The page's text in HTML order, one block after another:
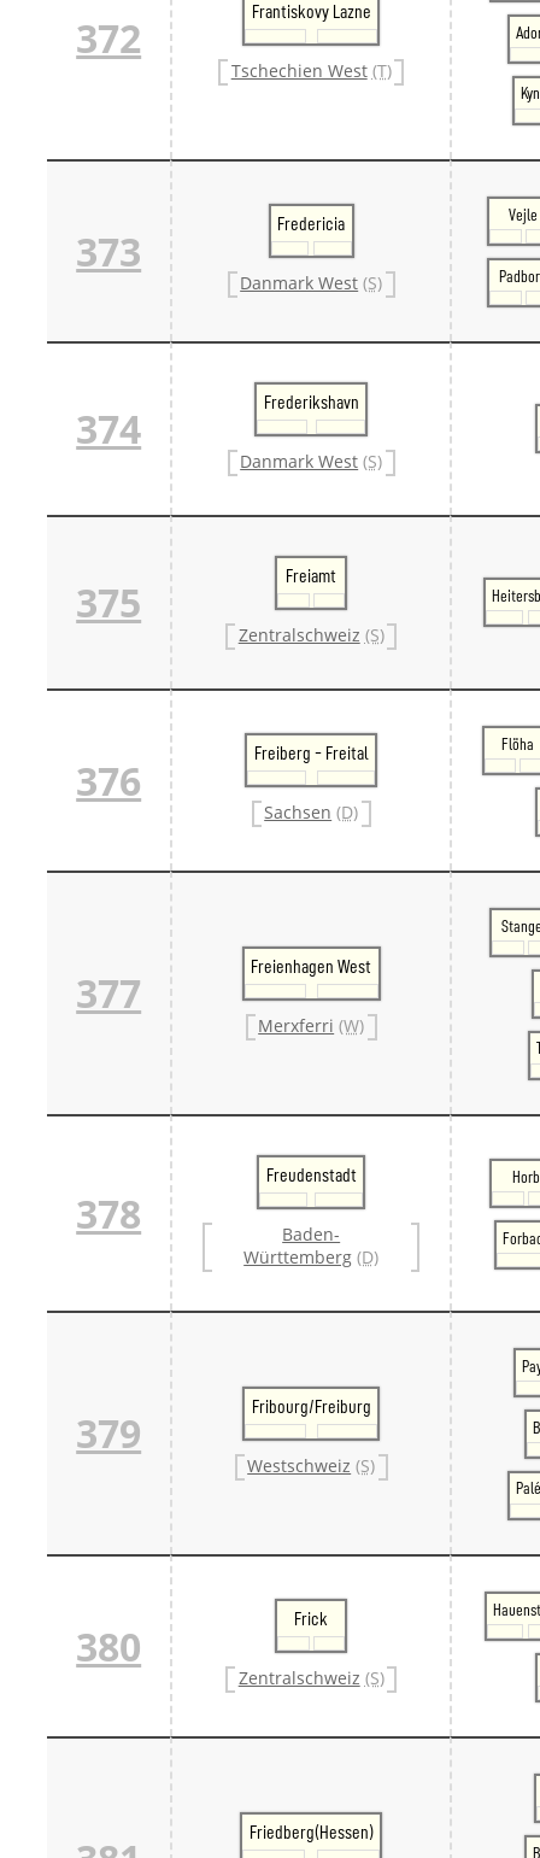
372
Frantiskovy Lazne
Tschechien West (T)
373
Fredericia
Danmark West (S)
Vejle
374
Frederikshavn
Danmark West (S)
375
Freiamt
Zentralschweiz (S)
376
Freiberg - Freital
Sachsen (D)
Flöha
377
Freienhagen West
Merxferri (W)
378
Freudenstadt
Baden-
Württemberg (D)
Horb
379
Fribourg/Freiburg
Westschweiz (S)
380
Frick
Zentralschweiz (S)
Friedberg(Hessen)